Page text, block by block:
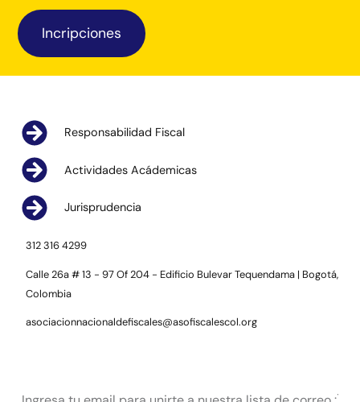
Incripciones
Responsabilidad Fiscal
Actividades Acádemicas
Jurisprudencia
312 316 4299
Calle 26a # 13 - 97 Of 204 - Edificio Bulevar Tequendama | Bogotá,
Colombia
asociacionnacionaldefiscales@asofiscalescol.org